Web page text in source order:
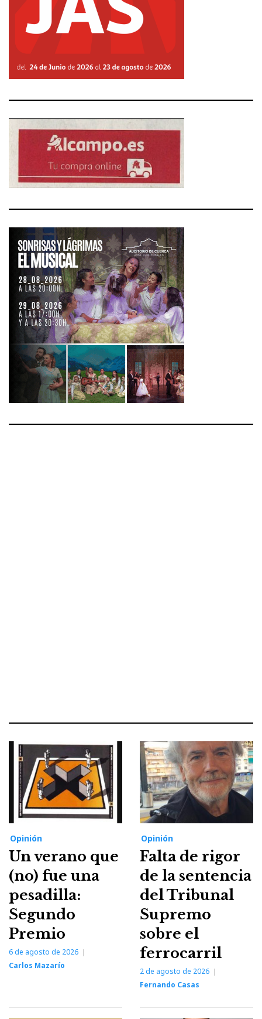
Opinión
Un verano que
(no) fue una
pesadilla:
Segundo
Premio
6 de agosto de 2026
Carlos Mazarío
Opinión
Falta de rigor
de la sentencia
del Tribunal
Supremo
sobre el
ferrocarril
2 de agosto de 2026
Fernando Casas